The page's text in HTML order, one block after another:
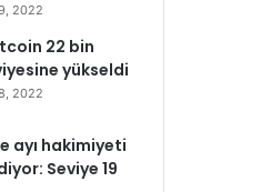
2022
22 bin
yükseldi
2022
ayı hakimiyeti
Seviye 19